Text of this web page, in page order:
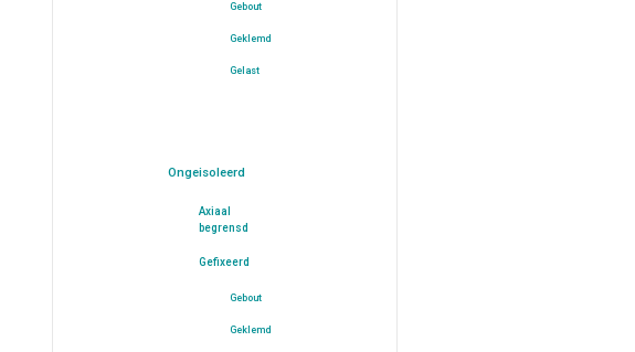
Gebout
Geklemd
Gelast
Ongeisoleerd
Axiaal
begrensd
Gefixeerd
Gebout
Geklemd